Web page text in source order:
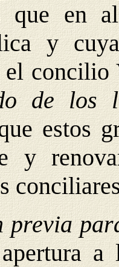
que en
y
el
de los
estos
y
previa
a